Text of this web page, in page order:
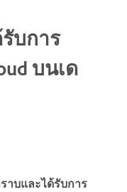
บการ
บนเด
าบและได้รับการ